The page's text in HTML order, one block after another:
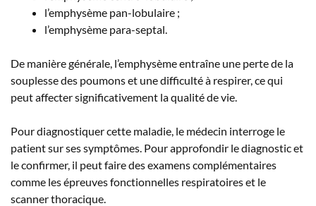
l’emphysème pan-lobulaire ;
l’emphysème para-septal.
De manière générale, l’emphysème entraîne une perte de la
souplesse des poumons et une difficulté à respirer, ce qui
peut affecter significativement la qualité de vie.
Pour diagnostiquer cette maladie, le médecin interroge le
patient sur ses symptômes. Pour approfondir le diagnostic et
le confirmer, il peut faire des examens complémentaires
comme les épreuves fonctionnelles respiratoires et le
scanner thoracique.